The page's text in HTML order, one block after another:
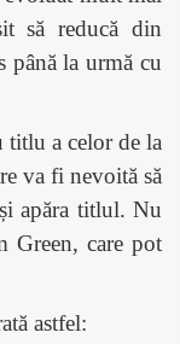
să reducă din
până la urmă cu
titlu a celor de la
va fi nevoită să
apăra titlul. Nu
Green, care pot
astfel: